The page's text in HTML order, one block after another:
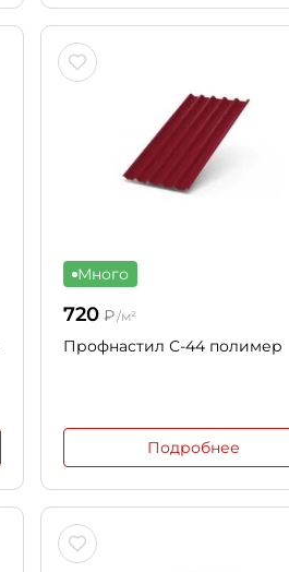
Много
720₽/м²
Профнастил С-44 полимер
Подробнее